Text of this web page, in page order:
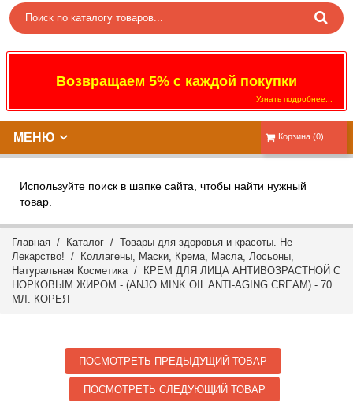
Возвращаем 5% с каждой покупки
Узнать подробнее...
Корзина (0)
МЕНЮ
Используйте поиск в шапке сайта, чтобы найти нужный
товар.
Главная / Каталог / Товары для здоровья и красоты. Не
Лекарство! /
Коллагены, Маски, Крема, Масла, Лосьоны,
Натуральная Косметика/ КРЕМ ДЛЯ ЛИЦА АНТИВОЗРАСТНОЙ C
НОРКОВЫМ ЖИРОМ - (ANJO MINK OIL ANTI-AGING CREAM) - 70
МЛ. КОРЕЯ
ПОСМОТРЕТЬ ПРЕДЫДУЩИЙ ТОВАР
ПОСМОТРЕТЬ СЛЕДУЮЩИЙ ТОВАР